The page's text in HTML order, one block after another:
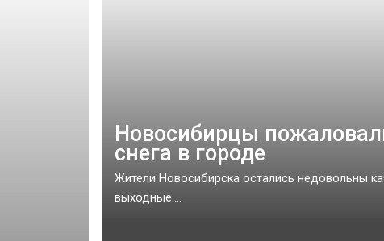
Новосибирцы
снега в городе
Жители Новосибирска остались недовольны
выходные....